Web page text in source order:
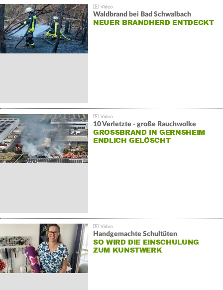
Waldbrand bei Bad Schwalbach
NEUER BRANDHERD ENTDECKT
10 Verletzte - große Rauchwolke
GROSSBRAND IN GERNSHEIM E
NDLICH GELÖSCHT
Handgemachte Schultüten
SO WIRD DIE EINSCHULUNG
ZUM KUNSTWERK